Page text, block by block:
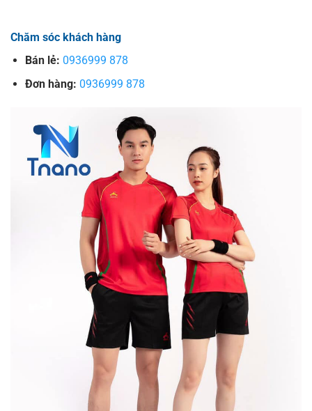
Chăm sóc khách hàng
Bán lẻ: 0936999 878
Đơn hàng: 0936999 878